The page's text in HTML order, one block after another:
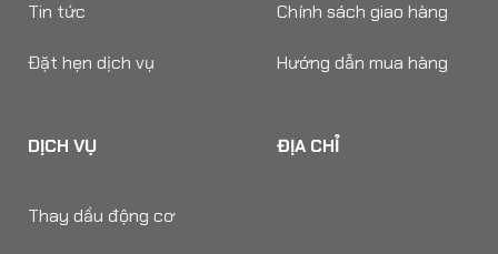
Tin tức
Đặt hẹn dịch vụ
Chính sách giao hàng
Hướng dẫn mua hàng
DỊCH VỤ
Thay dầu động cơ
ĐỊA CHỈ